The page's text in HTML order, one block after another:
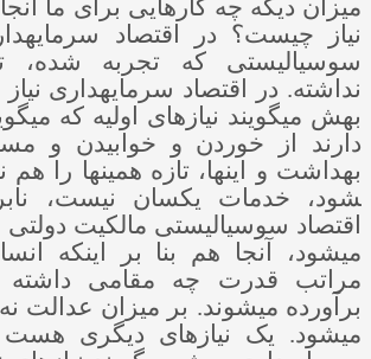
میزان دیگه چه کارهایی برای ما
نیاز چیست؟ در اقتصاد
سوسیالیستی که تجربه شده،
نداشته. در اقتصاد سرمایه­داری
بهش می­گویند نیازهای اولیه که
دارند از خوردن و خوابیدن و
بهداشت و اینها، تازه همینها را هم
شود، خدمات یکسان نیست،
اقتصاد سوسیالیستی مالکیت دولتی
می­شود، آنجا هم بنا بر اینکه
مراتب قدرت چه مقامی داشته
برآورده می­شوند. بر میزان عدالت
می­شود. یک نیازهای دیگری هست